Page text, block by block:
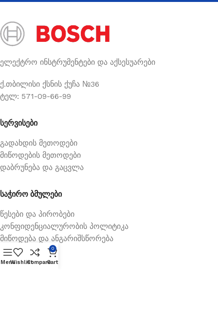
ელექტრო ინსტრუმენტები და აქსესუარები
ქ.თბილისი ქსნის ქუჩა №36
ტელ: 571-09-66-99
სერვისები
გადახდის მეთოდები
მიწოდების მეთოდები
დაბრუნება და გაცვლა
საჭირო ბმულები
წესები და პირობები
კონფიდენციალურობის პოლიტიკა
მიწოდება და ანგარიშსწორება
MenuWishlistCompare
0
Cart